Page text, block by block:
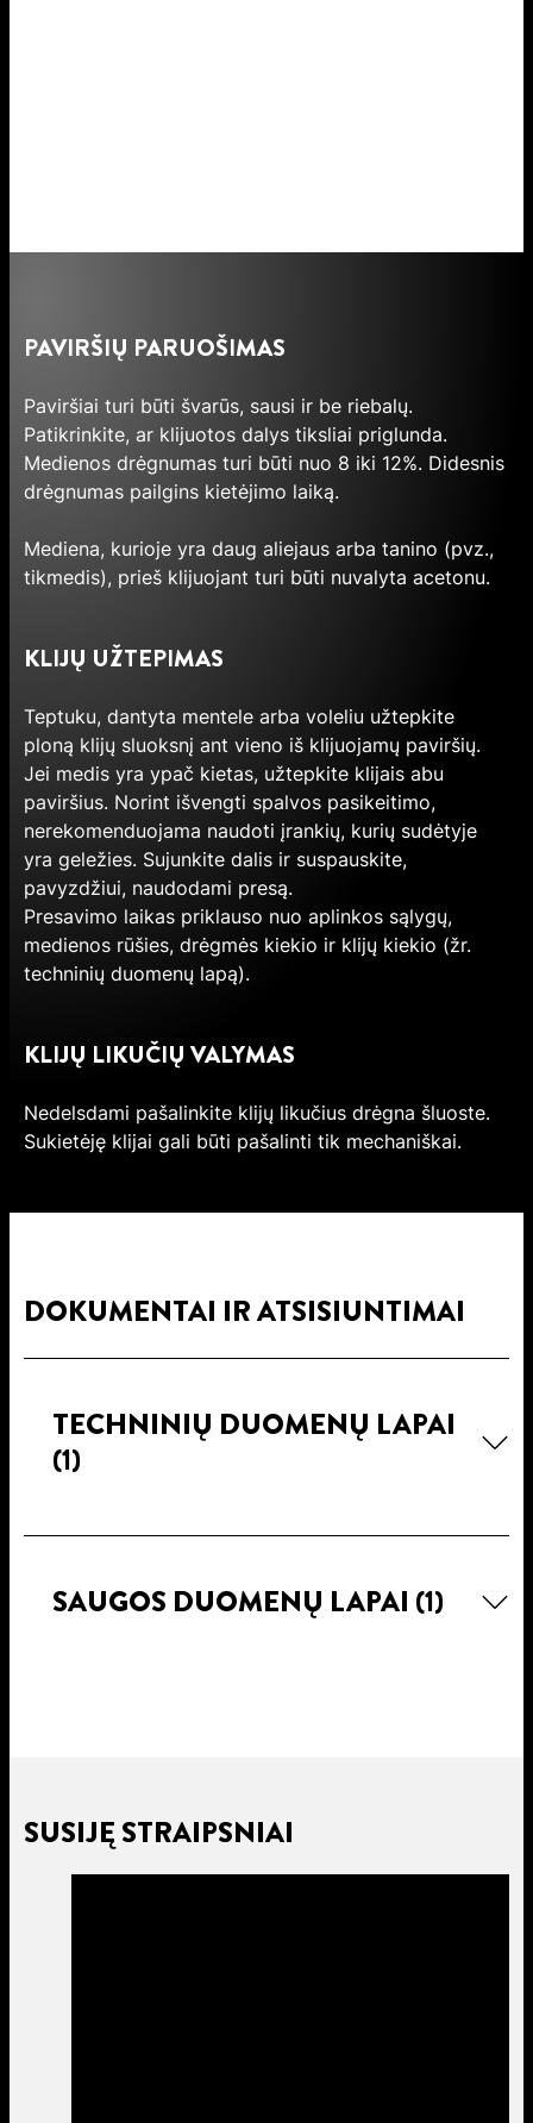
PAVIRŠIŲ PARUOŠIMAS
Paviršiai turi būti švarūs, sausi ir be riebalų.
Patikrinkite, ar klijuotos dalys tiksliai priglunda.
Medienos drėgnumas turi būti nuo 8 iki 12%. Didesnis
drėgnumas pailgins kietėjimo laiką.
Mediena, kurioje yra daug aliejaus arba tanino (pvz.,
tikmedis), prieš klijuojant turi būti nuvalyta acetonu.
KLIJŲ UŽTEPIMAS
Teptuku, dantyta mentele arba voleliu užtepkite
ploną klijų sluoksnį ant vieno iš klijuojamų paviršių.
Jei medis yra ypač kietas, užtepkite klijais abu
paviršius. Norint išvengti spalvos pasikeitimo,
nerekomenduojama naudoti įrankių, kurių sudėtyje
yra geležies. Sujunkite dalis ir suspauskite,
pavyzdžiui, naudodami presą.
Presavimo laikas priklauso nuo aplinkos sąlygų,
medienos rūšies, drėgmės kiekio ir klijų kiekio (žr.
techninių duomenų lapą).
KLIJŲ LIKUČIŲ VALYMAS
Nedelsdami pašalinkite klijų likučius drėgna šluoste.
Sukietėję klijai gali būti pašalinti tik mechaniškai.
DOKUMENTAI IR ATSISIUNTIMAI
TECHNINIŲ DUOMENŲ LAPAI
(1)
SAUGOS DUOMENŲ LAPAI (1)
SUSIJĘ STRAIPSNIAI